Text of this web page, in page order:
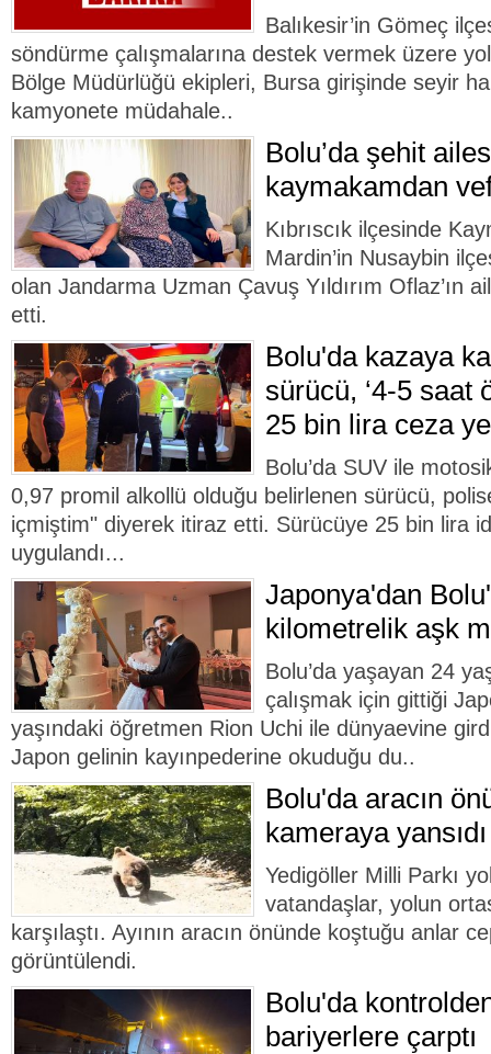
Balıkesir’in Gömeç
söndürme çalışmalarına destek vermek üzere
Bölge Müdürlüğü ekipleri, Bursa girişinde seyir
kamyonete müdahale..
Bolu’da şehit
kaymakamdan
Kıbrıscık ilçesinde
Mardin’in Nusaybin
olan Jandarma Uzman Çavuş Yıldırım Oflaz’ın
etti.
Bolu'da kazaya
sürücü, ‘4-5 saat
25 bin lira ceza
Bolu’da SUV ile
0,97 promil alkollü olduğu belirlenen sürücü,
içmiştim" diyerek itiraz etti. Sürücüye 25 bin lira
uygulandı...
Japonya'dan
kilometrelik aşk
Bolu’da yaşayan 24
çalışmak için gittiği
yaşındaki öğretmen Rion Uchi ile dünyaevine
Japon gelinin kayınpederine okuduğu du..
Bolu'da aracın
kameraya yansıdı
Yedigöller Milli Parkı
vatandaşlar, yolun
karşılaştı. Ayının aracın önünde koştuğu anlar
görüntülendi.
Bolu'da
bariyerlere çarptı